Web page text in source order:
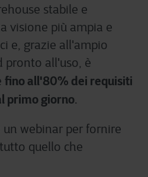
stabile e
visione più ampia e
e, grazie all'ampio
pronto all'uso, è
fino all'80% dei requisiti
primo giorno.
webinar per fornire
quello che